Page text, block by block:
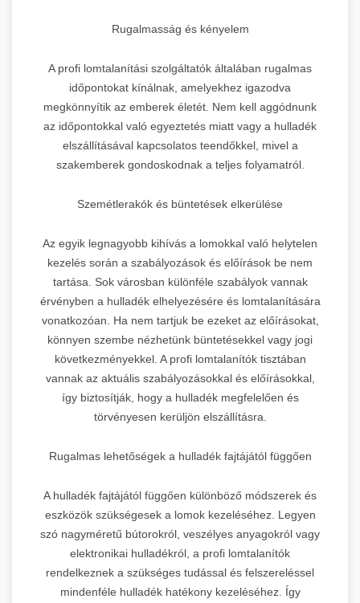
Rugalmasság és kényelem
A profi lomtalanítási szolgáltatók általában rugalmas
időpontokat kínálnak, amelyekhez igazodva
megkönnyítik az emberek életét. Nem kell aggódnunk
az időpontokkal való egyeztetés miatt vagy a hulladék
elszállításával kapcsolatos teendőkkel, mivel a
szakemberek gondoskodnak a teljes folyamatról.
Szemétlerakók és büntetések elkerülése
Az egyik legnagyobb kihívás a lomokkal való helytelen
kezelés során a szabályozások és előírások be nem
tartása. Sok városban különféle szabályok vannak
érvényben a hulladék elhelyezésére és lomtalanítására
vonatkozóan. Ha nem tartjuk be ezeket az előírásokat,
könnyen szembe nézhetünk büntetésekkel vagy jogi
következményekkel. A profi lomtalanítók tisztában
vannak az aktuális szabályozásokkal és előírásokkal,
így biztosítják, hogy a hulladék megfelelően és
törvényesen kerüljön elszállításra.
Rugalmas lehetőségek a hulladék fajtájától függően
A hulladék fajtájától függően különböző módszerek és
eszközök szükségesek a lomok kezeléséhez. Legyen
szó nagyméretű bútorokról, veszélyes anyagokról vagy
elektronikai hulladékról, a profi lomtalanítók
rendelkeznek a szükséges tudással és felszereléssel
mindenféle hulladék hatékony kezeléséhez. Így